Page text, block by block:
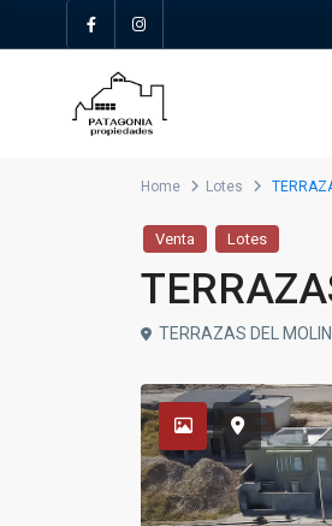
Home Lotes
Venta Lotes
TERRAZAS DEL